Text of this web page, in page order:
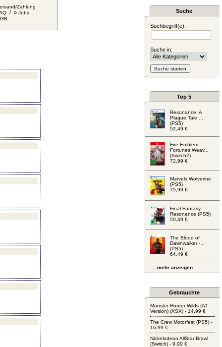
Zahlung
/ » Jobs
Suche
Suchbegriff(e):
Suche in:
Top 5
Resonance: A
Plague Tale ...
(PS5)
52,49 €
Fire Emblem
Fortunes Weav...
(Switch2)
72,99 €
Marvels Wolverine
(PS5)
75,99 €
Final Fantasy:
Resonance (PS5)
59,49 €
The Blood of
Dawnwalker -...
(PS5)
64,49 €
...mehr anzeigen
Gebrauchte
Monster Hunter Wilds (AT
Version) (XSX) - 14,99 €
The Crew Motorfest (PS5) -
16,99 €
Nickelodeon AllStar Brawl
(Switch) - 9,99 €